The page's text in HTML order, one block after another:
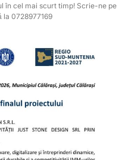
în cel mai scurt timp! Scrie-ne pe
la 0728977169